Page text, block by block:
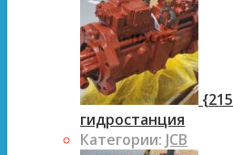
гидростанция
Категории: JCB